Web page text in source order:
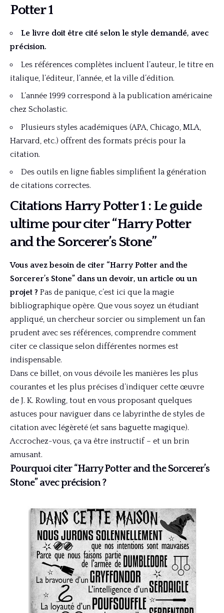
Potter 1
Le livre doit être cité selon le style demandé, avec
précision.
Les références complètes incluent l’auteur, le titre en
italique, l’éditeur, l’année, et la ville d’édition.
L’année 1999 correspond à la publication américaine
chez Scholastic.
Plusieurs styles académiques (APA, Chicago, MLA,
Harvard, etc.) offrent des formats précis pour la
citation.
Des outils en ligne fiables simplifient la génération
de citations correctes.
Citations Harry Potter 1 : Le guide
ultime pour citer “Harry Potter
and the Sorcerer’s Stone”
Vous avez besoin de citer “Harry Potter and the
Sorcerer’s Stone” dans un devoir, un article ou un
projet ? Pas de panique, c’est ici que la magie
bibliographique opère. Que vous soyez un étudiant
appliqué, un chercheur sorcier ou simplement un fan
prudent avec ses références, comprendre comment
citer ce classique selon différentes normes est
indispensable.
Dans ce billet, on vous dévoile les manières les plus
courantes et les plus précises d’indiquer cette œuvre
de J. K. Rowling, tout en vous proposant quelques
astuces pour naviguer dans ce labyrinthe de styles de
citation avec légèreté (et sans baguette magique).
Accrochez-vous, ça va être instructif – et un brin
amusant.
Pourquoi citer “Harry Potter and the Sorcerer’s
Stone” avec précision ?